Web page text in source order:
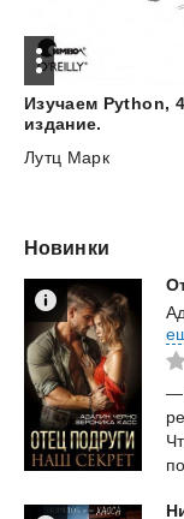
Изучаем Python,
издание.
Лутц Марк
Новинки
—